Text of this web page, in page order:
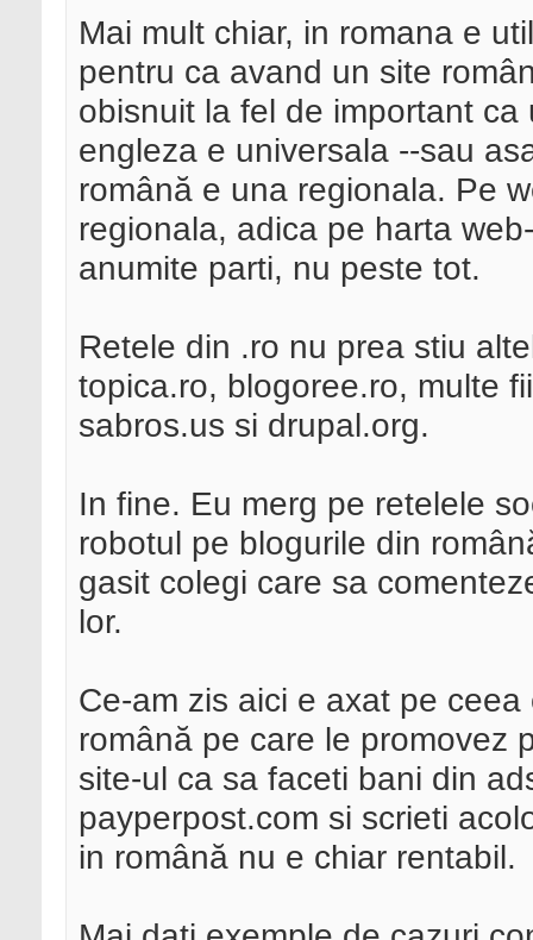
Mai mult chiar, in romana e
pentru ca avand un site
obisnuit la fel de important
engleza e universala --sau
română e una regionala. Pe
regionala, adica pe harta
anumite parti, nu peste tot.
Retele din .ro nu prea stiu
topica.ro, blogoree.ro, multe
sabros.us si drupal.org.
In fine. Eu merg pe retelele
robotul pe blogurile din
gasit colegi care sa
lor.
Ce-am zis aici e axat pe
română pe care le promovez
site-ul ca sa faceti bani din
payperpost.com si scrieti
in română nu e chiar rentabil.